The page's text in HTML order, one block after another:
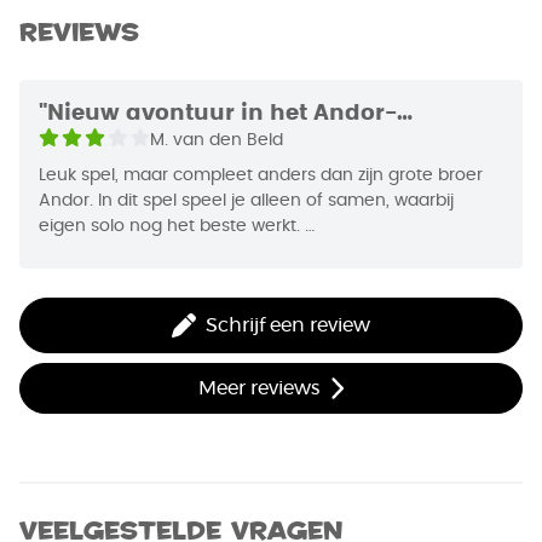
toe te voegen of juist uit het spel te verwijderen.
Afmetingen
EAN Code 8719214420451
Jaar van Uitgifte 2015
Reviews
"Nieuw avontuur in het Andor-
universum"M. van den Beld
Leuk spel, maar compleet anders dan zijn grote broer
Andor. In dit spel speel je alleen of samen, waarbij
eigen solo nog het beste werkt.
mechanismes, maar blijft het net als bij "Andor" een
kwestie van je "resources" (wilskracht, krachtpunten en
stappen o.a.) zo efficiënt mogelijk benutten. In dit spel
speel je door middel van roulerende rijen kaarten en
zijn er wederom genoeg strategische keuzes te maken.
Schrijf een review
Meer reviews
Veelgestelde vragen